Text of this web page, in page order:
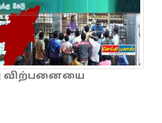
விற்பனையை